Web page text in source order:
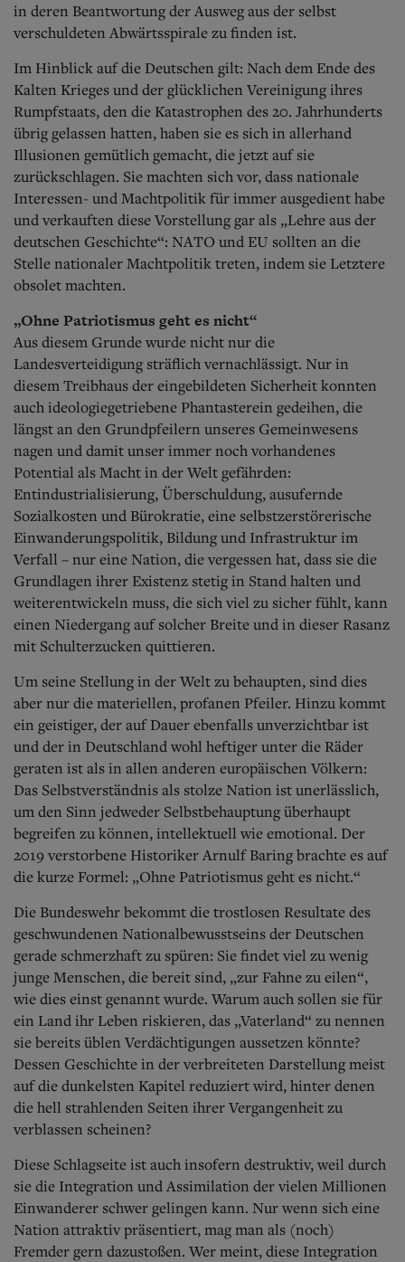
in deren Beantwortung der Ausweg aus der selbst
verschuldeten Abwärtsspirale zu finden ist.
Im Hinblick auf die Deutschen gilt: Nach dem Ende des
Kalten Krieges und der glücklichen Vereinigung ihres
Rumpfstaats, den die Katastrophen des 20. Jahrhunderts
übrig gelassen hatten, haben sie es sich in allerhand
Illusionen gemütlich gemacht, die jetzt auf sie
zurückschlagen. Sie machten sich vor, dass nationale
Interessen- und Machtpolitik für immer ausgedient habe
und verkauften diese Vorstellung gar als „Lehre aus der
deutschen Geschichte“: NATO und EU sollten an die
Stelle nationaler Machtpolitik treten, indem sie Letztere
obsolet machten.
„Ohne Patriotismus geht es nicht“
Aus diesem Grunde wurde nicht nur die
Landesverteidigung sträflich vernachlässigt. Nur in
diesem Treibhaus der eingebildeten Sicherheit konnten
auch ideologiegetriebene Phantasterein gedeihen, die
längst an den Grundpfeilern unseres Gemeinwesens
nagen und damit unser immer noch vorhandenes
Potential als Macht in der Welt gefährden:
Entindustrialisierung, Überschuldung, ausufernde
Sozialkosten und Bürokratie, eine selbstzerstörerische
Einwanderungspolitik, Bildung und Infrastruktur im
Verfall – nur eine Nation, die vergessen hat, dass sie die
Grundlagen ihrer Existenz stetig in Stand halten und
weiterentwickeln muss, die sich viel zu sicher fühlt, kann
einen Niedergang auf solcher Breite und in dieser Rasanz
mit Schulterzucken quittieren.
Um seine Stellung in der Welt zu behaupten, sind dies
aber nur die materiellen, profanen Pfeiler. Hinzu kommt
ein geistiger, der auf Dauer ebenfalls unverzichtbar ist
und der in Deutschland wohl heftiger unter die Räder
geraten ist als in allen anderen europäischen Völkern:
Das Selbstverständnis als stolze Nation ist unerlässlich,
um den Sinn jedweder Selbstbehauptung überhaupt
begreifen zu können, intellektuell wie emotional. Der
2019 verstorbene Historiker Arnulf Baring brachte es auf
die kurze Formel: „Ohne Patriotismus geht es nicht.“
Die Bundeswehr bekommt die trostlosen Resultate des
geschwundenen Nationalbewusstseins der Deutschen
gerade schmerzhaft zu spüren: Sie findet viel zu wenig
junge Menschen, die bereit sind, „zur Fahne zu eilen“,
wie dies einst genannt wurde. Warum auch sollen sie für
ein Land ihr Leben riskieren, das „Vaterland“ zu nennen
sie bereits üblen Verdächtigungen aussetzen könnte?
Dessen Geschichte in der verbreiteten Darstellung meist
auf die dunkelsten Kapitel reduziert wird, hinter denen
die hell strahlenden Seiten ihrer Vergangenheit zu
verblassen scheinen?
Diese Schlagseite ist auch insofern destruktiv, weil durch
sie die Integration und Assimilation der vielen Millionen
Einwanderer schwer gelingen kann. Nur wenn sich eine
Nation attraktiv präsentiert, mag man als (noch)
Fremder gern dazustoßen. Wer meint, diese Integration